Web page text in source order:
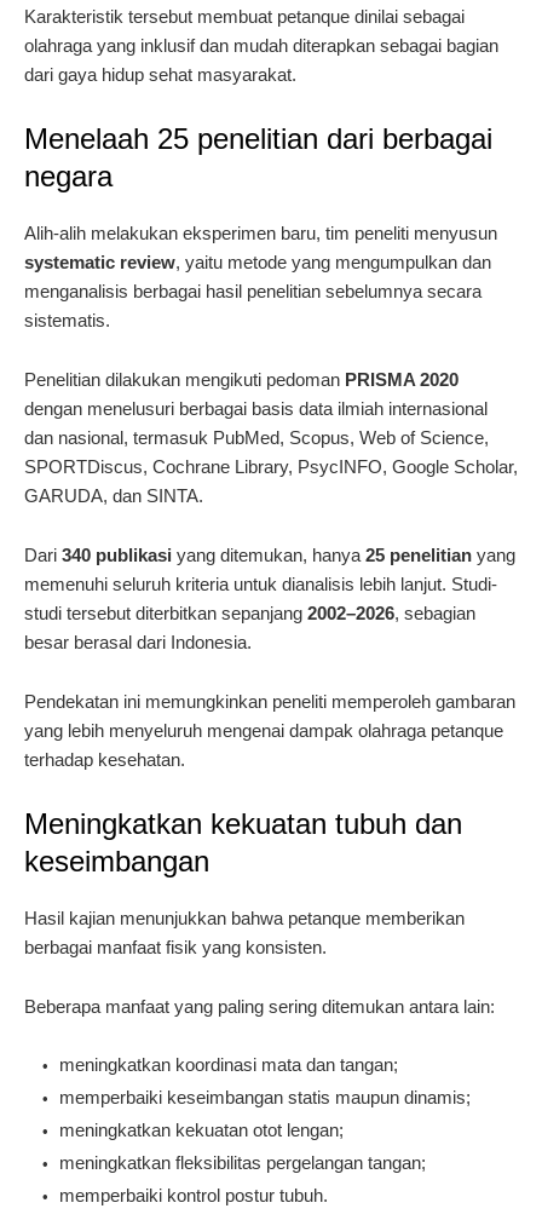
Karakteristik tersebut membuat petanque dinilai sebagai
olahraga yang inklusif dan mudah diterapkan sebagai bagian
dari gaya hidup sehat masyarakat.
Menelaah 25 penelitian dari berbagai
negara
Alih-alih melakukan eksperimen baru, tim peneliti menyusun
systematic review, yaitu metode yang mengumpulkan dan
menganalisis berbagai hasil penelitian sebelumnya secara
sistematis.
Penelitian dilakukan mengikuti pedoman PRISMA 2020
dengan menelusuri berbagai basis data ilmiah internasional
dan nasional, termasuk PubMed, Scopus, Web of Science,
SPORTDiscus, Cochrane Library, PsycINFO, Google Scholar,
GARUDA, dan SINTA.
Dari 340 publikasi yang ditemukan, hanya 25 penelitian yang
memenuhi seluruh kriteria untuk dianalisis lebih lanjut. Studi-
studi tersebut diterbitkan sepanjang 2002–2026, sebagian
besar berasal dari Indonesia.
Pendekatan ini memungkinkan peneliti memperoleh gambaran
yang lebih menyeluruh mengenai dampak olahraga petanque
terhadap kesehatan.
Meningkatkan kekuatan tubuh dan
keseimbangan
Hasil kajian menunjukkan bahwa petanque memberikan
berbagai manfaat fisik yang konsisten.
Beberapa manfaat yang paling sering ditemukan antara lain:
meningkatkan koordinasi mata dan tangan;
memperbaiki keseimbangan statis maupun dinamis;
meningkatkan kekuatan otot lengan;
meningkatkan fleksibilitas pergelangan tangan;
memperbaiki kontrol postur tubuh.